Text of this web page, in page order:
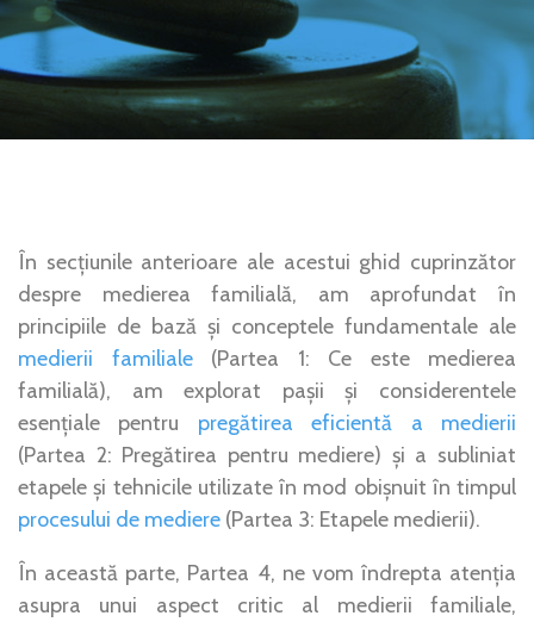
În secțiunile anterioare ale acestui ghid cuprinzător
despre medierea familială, am aprofundat în
principiile de bază și conceptele fundamentale ale
medierii familiale(Partea 1: Ce este medierea
familială), am explorat pașii și considerentele
esențiale pentru pregătirea eficientă a medierii
(Partea 2: Pregătirea pentru mediere) și a subliniat
etapele și tehnicile utilizate în mod obișnuit în timpul
procesului de mediere (Partea 3: Etapele medierii).
În această parte, Partea 4, ne vom îndrepta atenția
asupra unui aspect critic al medierii familiale,